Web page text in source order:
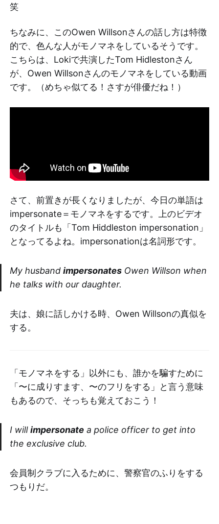
笑
ちなみに、このOwen Willsonさんの話し方は特徴
的で、色んな人がモノマネをしているそうです。
こちらは、Lokiで共演したTom Hidlestonさん
が、Owen Willsonさんのモノマネをしている動画
です。（めちゃ似てる！さすが俳優だね！）
さて、前置きが長くなりましたが、今日の単語は
impersonate＝モノマネをするです。上のビデオ
のタイトルも「Tom Hiddleston impersonation」
となってるよね。impersonationは名詞形です。
My husband impersonates Owen Willson when
he talks with our daughter.
夫は、娘に話しかける時、Owen Willsonの真似を
する。
「モノマネをする」以外にも、誰かを騙すために
「〜に成りすます、〜のフリをする」と言う意味
もあるので、そっちも覚えておこう！
I willimpersonate a police officer to get into
the exclusive club.
会員制クラブに入るために、警察官のふりをする
つもりだ。